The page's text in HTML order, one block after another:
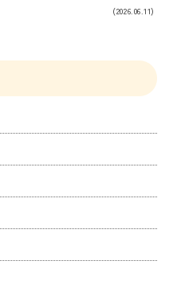
(2026.06.11)